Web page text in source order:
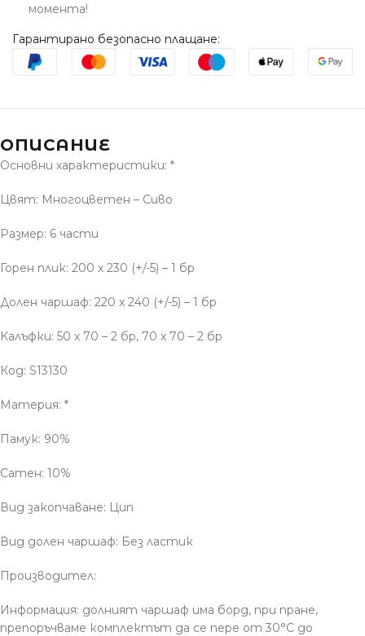
момента!
Гарантирано безопасно плащане:
ОПИСАНИЕ
Основни характеристики: *
Цвят: Многоцветен – Сиво
Размер: 6 части
Горен плик: 200 x 230 (+/-5) – 1 бр
Долен чаршаф: 220 x 240 (+/-5) – 1 бр
Калъфки: 50 x 70 – 2 бр, 70 x 70 – 2 бр
Код: S13130
Материя: *
Памук: 90%
Сатен: 10%
Вид закопчаване: Цип
Вид долен чаршаф: Без ластик
Производител:
Информация: долният чаршаф има борд, при пране,
препоръчваме комплектът да се пере от 30°С до